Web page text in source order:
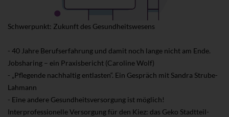
Schwerpunkt: Zukunft des Gesundheitswesens
- 40 Jahre Berufserfahrung und damit noch lange nicht am Ende.
Jobsharing – ein Praxisbericht (Caroline Wolf)
- „Pflegende nachhaltig entlasten“. Ein Gespräch mit Sandra Strube-
Lahmann
- Eine andere Gesundheitsversorgung ist möglich!
Interprofessionelle Versorgung für den Kiez: das Geko Stadtteil-